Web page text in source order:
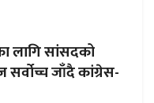
लागि सांसदको
जाँदै कांग्रेस-